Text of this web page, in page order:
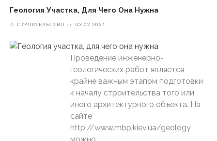
Геология Участка, Для Чего Она Нужна
СТРОИТЕЛЬСТВО on 03.02.2021
Проведение инженерно-
геологических работ является
крайне важным этапом подготовки
к началу строительства того или
иного архитектурного объекта. На
сайте
http://www.mbp.kiev.ua/geology
можно